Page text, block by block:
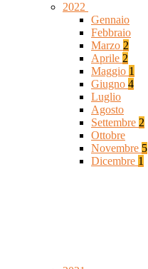
2022
Gennaio
Febbraio
Marzo 2
Aprile 2
Maggio 1
Giugno 4
Luglio
Agosto
Settembre 2
Ottobre
Novembre 5
Dicembre 1